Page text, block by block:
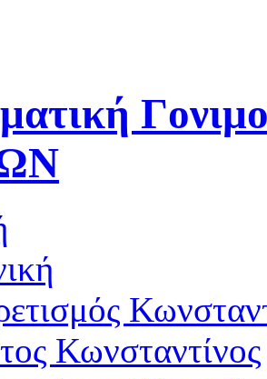
Κωνσταντίνος